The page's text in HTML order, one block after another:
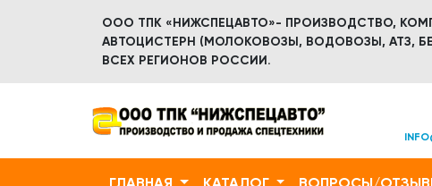
ООО ТПК «НИЖСПЕЦАВТО»- ПРОИЗВОДСТВО,
АВТОЦИСТЕРН (МОЛОКОВОЗЫ, ВОДОВОЗЫ, АТЗ,
ВСЕХ РЕГИОНОВ РОССИИ.